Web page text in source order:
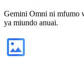
Gemini Omni ni mfumo
ya miundo anuai.